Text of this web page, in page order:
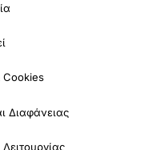
Cookies
Διαφάνειας